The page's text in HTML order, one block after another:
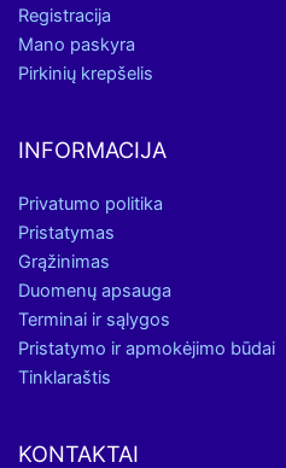
Registracija
Mano paskyra
Pirkinių krepšelis
INFORMACIJA
Privatumo politika
Pristatymas
Grąžinimas
Duomenų apsauga
Terminai ir sąlygos
Pristatymo ir apmokėjimo būdai
Tinklaraštis
KONTAKTAI